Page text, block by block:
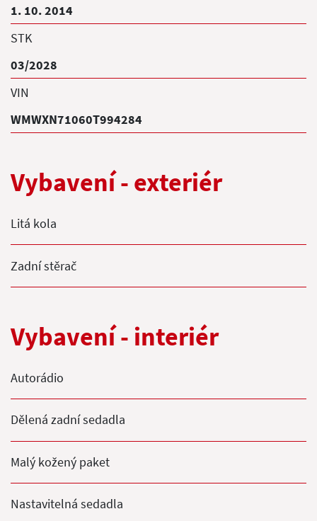
1. 10. 2014
STK
03/2028
VIN
WMWXN71060T994284
Vybavení - exteriér
Litá kola
Zadní stěrač
Vybavení - interiér
Autorádio
Dělená zadní sedadla
Malý kožený paket
Nastavitelná sedadla